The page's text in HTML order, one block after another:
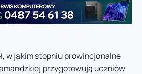
w jakim stopniu prowincjonalne
przygotowują uczniów